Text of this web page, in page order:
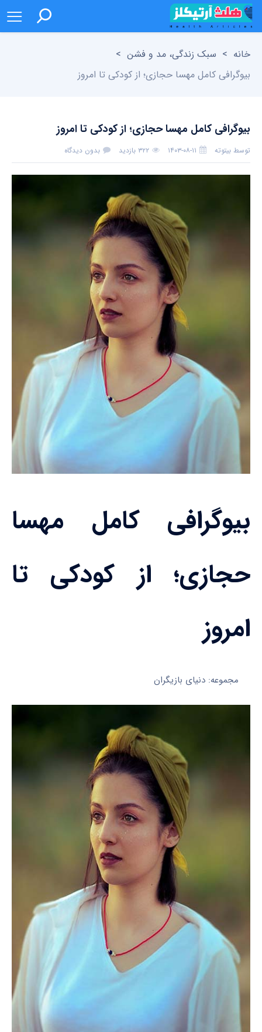
خانه > سبک زندگی، مد و فشن >
بیوگرافی کامل مهسا حجازی؛ از کودکی تا امروز
بیوگرافی کامل مهسا حجازی؛ از کودکی تا امروز
توسط بیتوته ۱۴۰۳-۰۸-۱۱ ۳۲۲ بازدید بدون دیدگاه
بیوگرافی کامل مهسا
حجازی؛ از کودکی تا
امروز
مجموعه: دنیای بازیگران